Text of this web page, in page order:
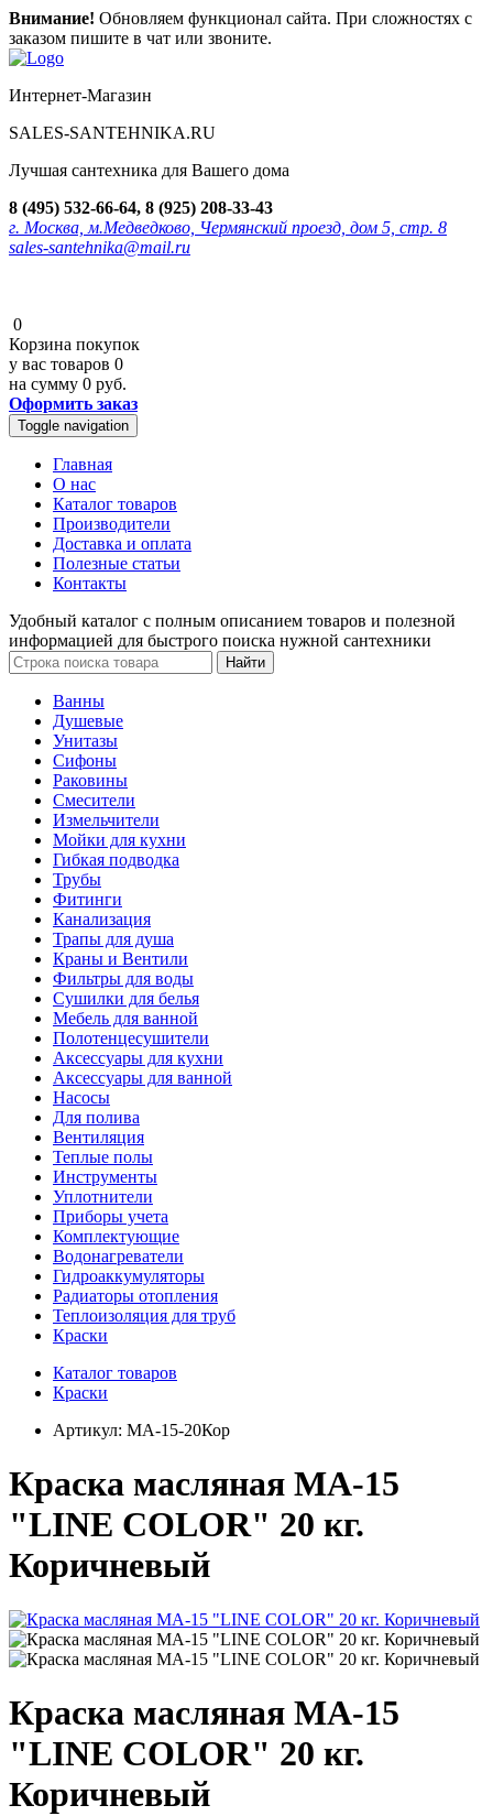
Внимание! Обновляем функционал сайта. При сложностях с
заказом пишите в чат или звоните.
Интернет-Магазин
SALES-SANTEHNIKA.RU
Лучшая сантехника для Вашего дома
8 (495) 532-66-64, 8 (925) 208-33-43
г. Москва, м.Медведково, Чермянский проезд, дом 5, стр. 8
sales-santehnika@mail.ru
0
Корзина покупок
у вас товаров 0
на сумму 0 руб.
Оформить заказ
Toggle navigation
Главная
О нас
Каталог товаров
Производители
Доставка и оплата
Полезные статьи
Контакты
Удобный каталог с полным описанием товаров и полезной
информацией для быстрого поиска нужной сантехники
Ванны
Душевые
Унитазы
Сифоны
Раковины
Смесители
Измельчители
Мойки для кухни
Гибкая подводка
Трубы
Фитинги
Канализация
Трапы для душа
Краны и Вентили
Фильтры для воды
Сушилки для белья
Мебель для ванной
Полотенцесушители
Аксессуары для кухни
Аксессуары для ванной
Насосы
Для полива
Вентиляция
Теплые полы
Инструменты
Уплотнители
Приборы учета
Комплектующие
Водонагреватели
Гидроаккумуляторы
Радиаторы отопления
Теплоизоляция для труб
Краски
Каталог товаров
Краски
Артикул: МА-15-20Кор
Краска масляная МА-15
"LINE COLOR" 20 кг.
Коричневый
Краска масляная МА-15
"LINE COLOR" 20 кг.
Коричневый